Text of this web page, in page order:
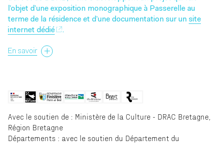
l’objet d’une exposition monographique à Passerelle au
terme de la résidence et d’une documentation sur un site
internet dédié
.
En savoir
Avec le soutien de : Ministère de la Culture - DRAC Bretagne,
Région Bretagne
Départements : avec le soutien du Département du